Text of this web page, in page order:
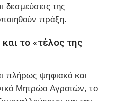
δεσμεύσεις της
πράξη.
το «τέλος της
πλήρως ψηφιακό και
Μητρώο Αγροτών, το